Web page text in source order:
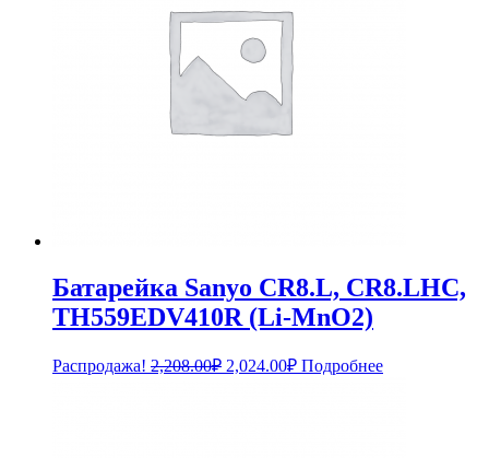
Батарейка Sanyo CR8.L, CR8.LHC,
TH559EDV410R (Li-MnO2)
Распродажа! 2,208.00₽ Первоначальная
2,024.00₽Текущая
Подробнее